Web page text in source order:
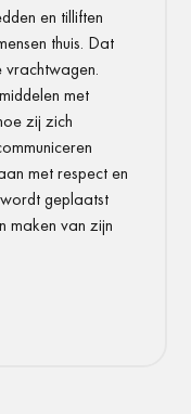
en tilliften
thuis. Dat
met
zij zich
met respect en
geplaatst
maken van zijn